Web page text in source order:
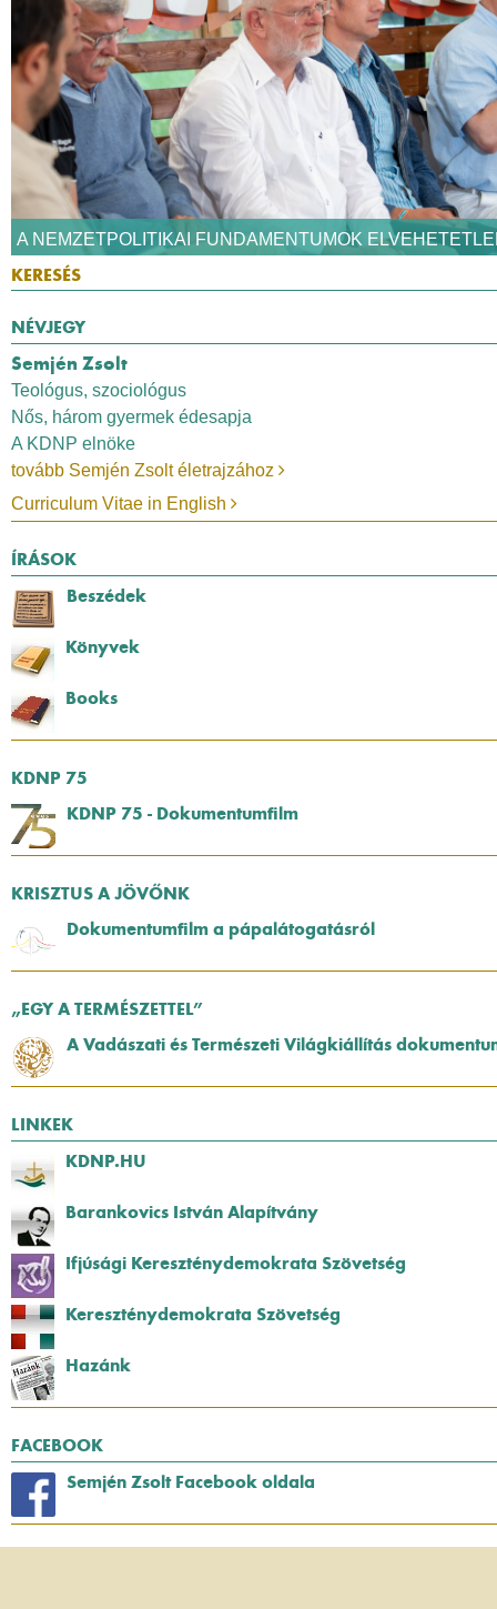
A NEMZETPOLITIKAI FUNDAMENTUMOK
NÉVJEGY
Semjén Zsolt
Teológus, szociológus
Nős, három gyermek édesapja
A KDNP elnöke
tovább Semjén Zsolt életrajzához
Curriculum Vitae in English
ÍRÁSOK
Beszédek
Könyvek
Books
KDNP 75
KDNP 75 - Dokumentumfilm
KRISZTUS A JÖVŐNK
Dokumentumfilm a pápalátogatásról
„EGY A TERMÉSZETTEL”
A Vadászati és Természeti Világkiállítás
LINKEK
KDNP.HU
Barankovics István Alapítvány
Ifjúsági Kereszténydemokrata Szövetség
Kereszténydemokrata Szövetség
Hazánk
FACEBOOK
Semjén Zsolt Facebook oldala